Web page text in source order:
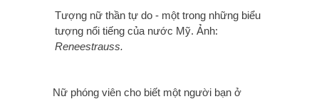
Tượng nữ thần tự do - một trong những biểu
tượng nổi tiếng của nước Mỹ. Ảnh:
Reneestrauss.
Nữ phóng viên cho biết một người bạn ở